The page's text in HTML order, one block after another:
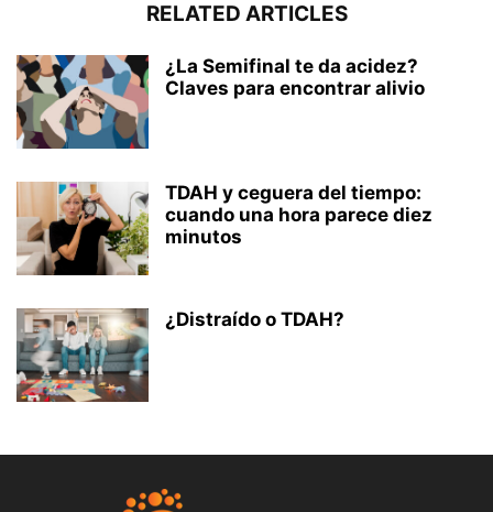
RELATED ARTICLES
¿La Semifinal te da acidez?
Claves para encontrar alivio
TDAH y ceguera del tiempo:
cuando una hora parece diez
minutos
¿Distraído o TDAH?